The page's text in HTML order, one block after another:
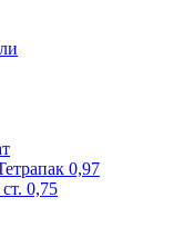
0,97
0,75